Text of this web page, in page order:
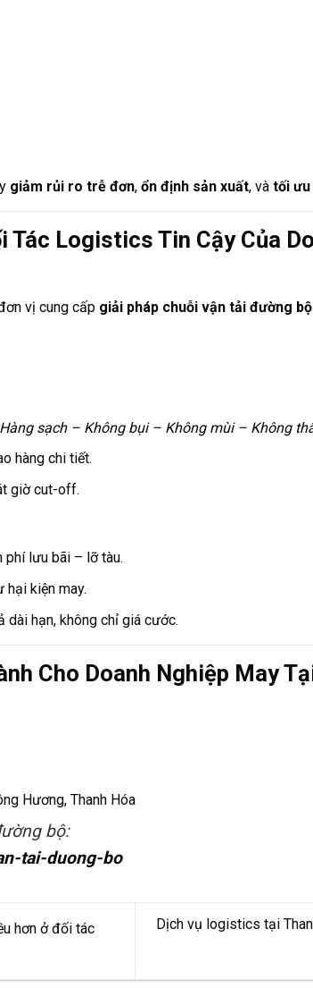
giảm rủi ro trễ đơn,ổn định sản xuất, vàtối
Logistics Tin Cậy Của
vị cung cấp giải pháp chuỗi vận tải đường
Hàng sạch – Không bụi – Không mùi – Không
hàng chi tiết.
giờ cut-off.
lưu bãi – lỡ tàu.
kiện may.
hạn, không chỉ giá cước.
Cho Doanh Nghiệp May
Hương, Thanh Hóa
bộ:
tai-duong-bo
hơn ở đối tác
Dịch vụ logistics tại